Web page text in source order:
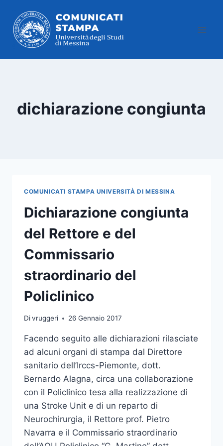
contenuto
dichiarazione congiunta
COMUNICATI STAMPA UNIVERSITÀ DI MESSINA
Dichiarazione congiunta
del Rettore e del
Commissario
straordinario del
Policlinico
Divruggeri 26 Gennaio 2017
Facendo seguito alle dichiarazioni rilasciate
ad alcuni organi di stampa dal Direttore
sanitario dell’Irccs-Piemonte, dott.
Bernardo Alagna, circa una collaborazione
con il Policlinico tesa alla realizzazione di
una Stroke Unit e di un reparto di
Neurochirurgia, il Rettore prof. Pietro
Navarra e il Commissario straordinario